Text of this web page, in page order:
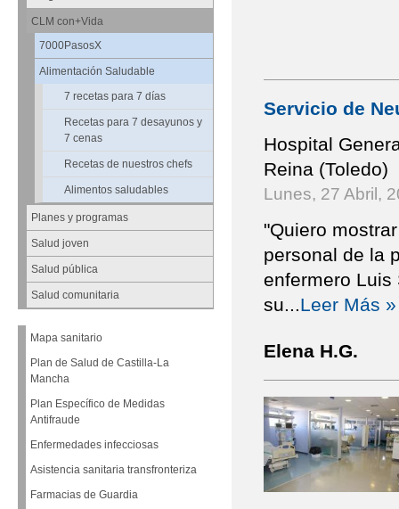
CLM con+Vida
7000PasosX
Alimentación Saludable
7 recetas para 7 días
Recetas para 7 desayunos y
7 cenas
Recetas de nuestros chefs
Alimentos saludables
Planes y programas
Salud joven
Salud pública
Salud comunitaria
Mapa sanitario
Plan de Salud de Castilla-La
Mancha
Plan Específico de Medidas
Antifraude
Enfermedades infecciosas
Asistencia sanitaria transfronteriza
Farmacias de Guardia
Servicio de
Hospital
Reina (Toledo)
Lunes, 27 Abril,
"Quiero
personal de la
enfermero
su
Leer Más »
Elena H.G.